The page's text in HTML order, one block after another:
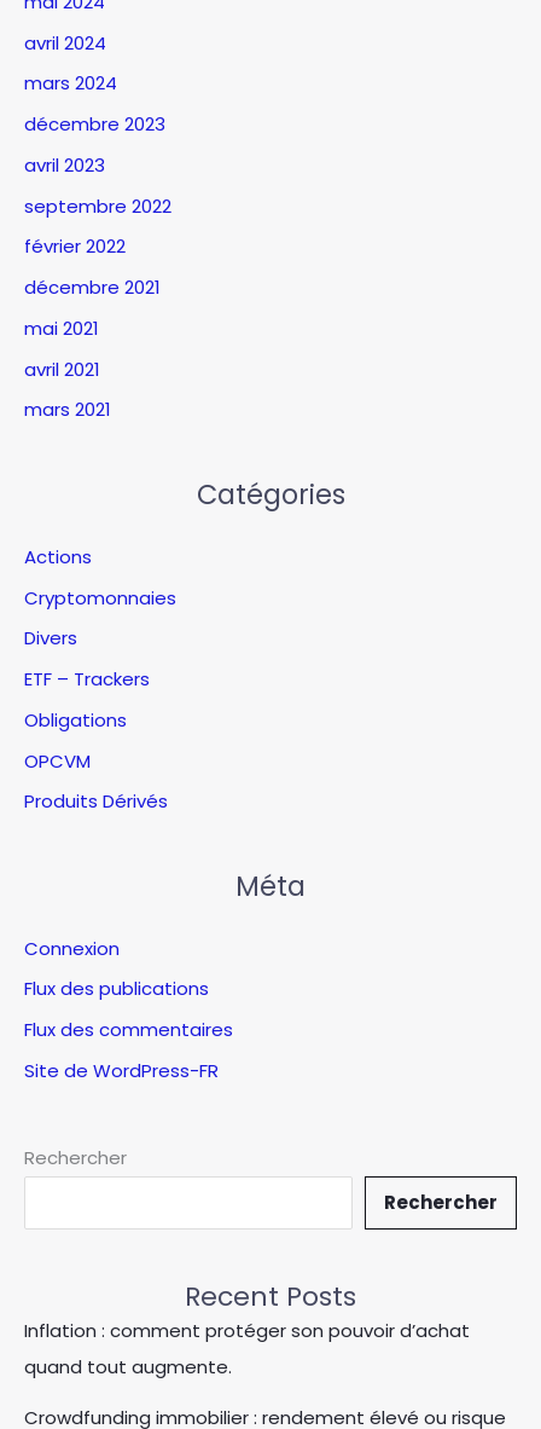
avril 2024
mars 2024
décembre 2023
avril 2023
septembre 2022
février 2022
décembre 2021
mai 2021
avril 2021
mars 2021
Catégories
Actions
Cryptomonnaies
Divers
ETF – Trackers
Obligations
OPCVM
Produits Dérivés
Méta
Connexion
Flux des publications
Flux des commentaires
Site de WordPress-FR
Rechercher
Rechercher
Recent Posts
Inflation : comment protéger son pouvoir d’achat
quand tout augmente.
Crowdfunding immobilier : rendement élevé ou risque